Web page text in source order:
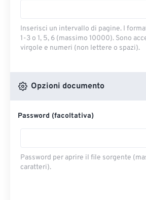
Inserisci un intervallo di pagine. I
1-3 o 1, 5, 6 (massimo 10000). Sono
virgole e numeri (non lettere o spazi).
Opzioni documento
Password (facoltativa)
Password per aprire il file sorgente
caratteri).